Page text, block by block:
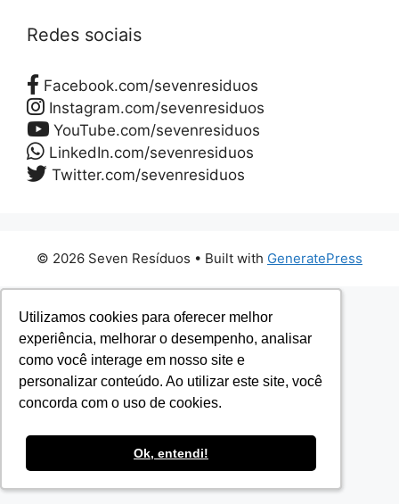
Utilizamos cookies para oferecer melhor
experiência, melhorar o desempenho, analisar
como você interage em nosso site e
personalizar conteúdo. Ao utilizar este site, você
concorda com o uso de cookies.
Ok, entendi!
Utilizamos cookies para oferecer melhor
experiência, melhorar o desempenho, analisar
como você interage em nosso site e
personalizar conteúdo. Ao utilizar este site, você
concorda com o uso de cookies.
Ok, entendi!
Redes sociais
Facebook.com/sevenresiduos
Instagram.com/sevenresiduos
YouTube.com/sevenresiduos
LinkedIn.com/sevenresiduos
Twitter.com/sevenresiduos
© 2026 Seven Resíduos • Built with GeneratePress